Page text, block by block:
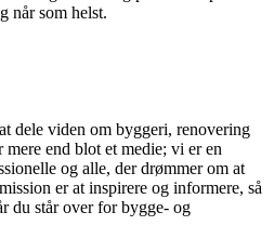
når som helst.
dele viden om byggeri, renovering
end blot et medie; vi er en
og alle, der drømmer om at
er at inspirere og informere, så
du står over for bygge- og